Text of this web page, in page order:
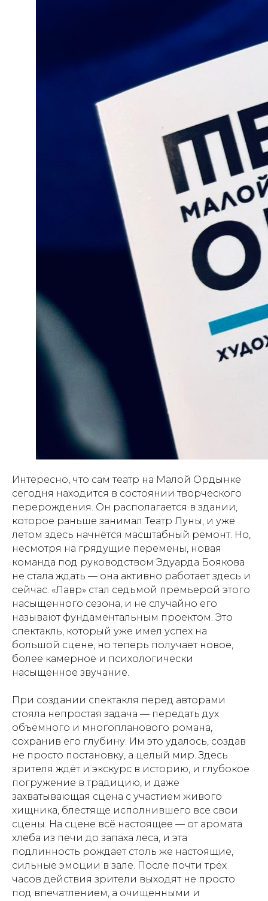
Интересно, что сам театр на Малой Ордынке
сегодня находится в состоянии творческого
перерождения. Он располагается в здании,
которое раньше занимал Театр Луны, и уже
летом здесь начнётся масштабный ремонт. Но,
несмотря на грядущие перемены, новая
команда под руководством Эдуарда Боякова
не стала ждать — она активно работает здесь и
сейчас. «Лавр» стал седьмой премьерой этого
насыщенного сезона, и не случайно его
называют фундаментальным проектом. Это
спектакль, который уже имел успех на
большой сцене, но теперь получает новое,
более камерное и психологически
насыщенное звучание.
При создании спектакля перед авторами
стояла непростая задача — передать дух
объёмного и многопланового романа,
сохранив его глубину. Им это удалось, создав
не просто постановку, а целый мир. Здесь
зрителя ждёт и экскурс в историю, и глубокое
погружение в традицию, и даже
захватывающая сцена с участием живого
хищника, блестяще исполнившего все свои
сцены. На сцене всё настоящее — от аромата
хлеба из печи до запаха леса, и эта
подлинность рождает столь же настоящие,
сильные эмоции в зале. После почти трёх
часов действия зрители выходят не просто
под впечатлением, а очищенными и